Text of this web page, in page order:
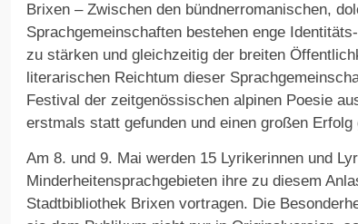
Brixen – Zwischen den bündnerromanischen,
Sprachgemeinschaften bestehen enge
zu stärken und gleichzeitig der breiten
literarischen Reichtum dieser
Festival der zeitgenössischen alpinen Poesie
erstmals statt gefunden und einen großen Erfolg
Am 8. und 9. Mai werden 15 Lyrikerinnen und
Minderheitensprachgebieten ihre zu diesem
Stadtbibliothek Brixen vortragen. Die